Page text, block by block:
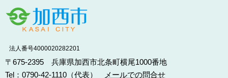
法人番号4000020282201
〒675-2395 兵庫県加西市北条町横尾1000番地
Tel：0790-42-1110（代表）
メールでの問合せ